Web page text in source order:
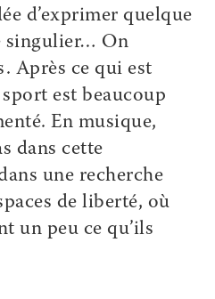
d’exprimer quelque
singulier… On
Après ce qui est
est beaucoup
En musique,
dans cette
une recherche
de liberté, où
un peu ce qu’ils